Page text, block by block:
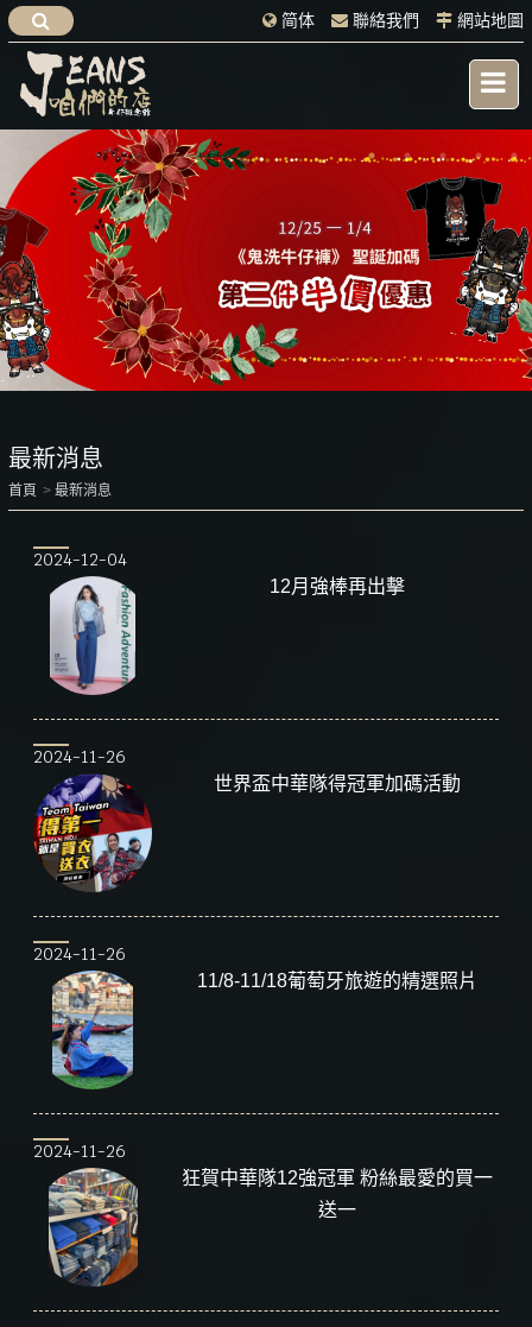
简体 聯絡我們 網站地圖
最新消息
首頁 最新消息
2024-12-04
12月強棒再出擊
2024-11-26
世界盃中華隊得冠軍加碼活動
2024-11-26
11/8-11/18葡萄牙旅遊的精選照片
2024-11-26
狂賀中華隊12強冠軍 粉絲最愛的買一
送一